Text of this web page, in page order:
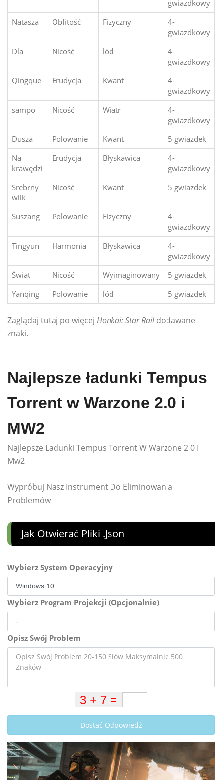
gwiazdkowy
Natasza
Obfitość Fizyczny
4-
gwiazdkowy
Dla
Nicość lód
4-
gwiazdkowy
Qingque
Erudycja Kwant
4-
gwiazdkowy
sampo
Nicość Wiatr
4-
gwiazdkowy
Dusza
Polowanie Kwant
5 gwiazdek
Na
krawędzi
Erudycja Błyskawica
4-
gwiazdkowy
Srebrny
wilk
Nicość Kwant 5 gwiazdek
Suszang Polowanie Fizyczny
4-
gwiazdkowy
Tingyun
Harmonia Błyskawica
4-
gwiazdkowy
Świat
Nicość Wyimaginowany
5 gwiazdek
Yanqing
Polowanie lód 5 gwiazdek
Zaglądaj tutaj po więcej Honkai: Star Raildodawane
znaki.
Najlepsze ładunki Tempus
Torrent w Warzone 2.0 i
MW2
Najlepsze Ladunki Tempus Torrent W Warzone 2 0 I
Mw2
Wypróbuj Nasz Instrument Do Eliminowania
Problemów
Jak Otwierać Pliki .json
Wybierz System Operacyjny
Wybierz Program Projekcji (Opcjonalnie)
Opisz Swój Problem
Dostać Odpowiedź